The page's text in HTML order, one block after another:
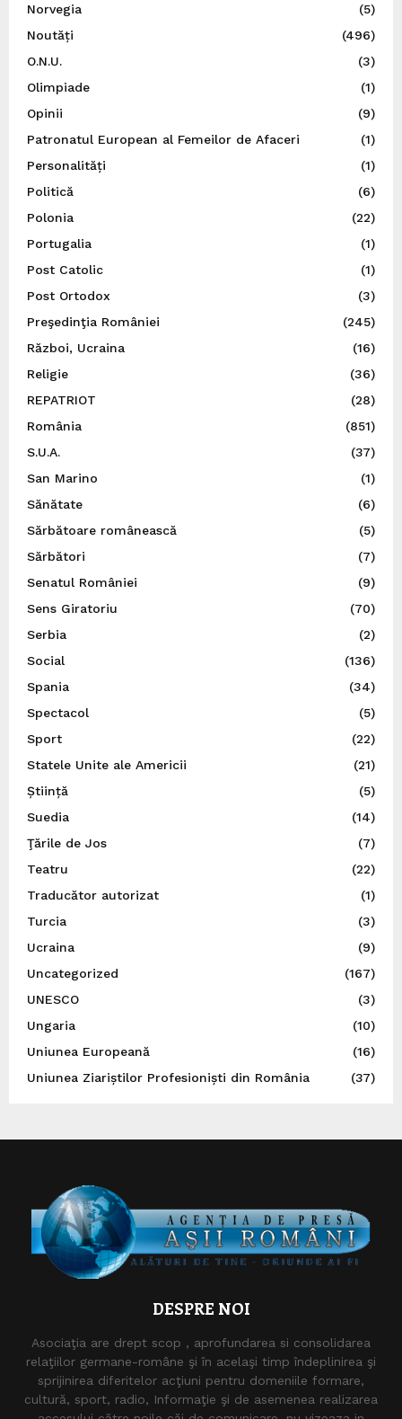
Norvegia
(5)
Noutăți
(496)
O.N.U.
(3)
Olimpiade
(1)
Opinii
(9)
Patronatul European al Femeilor de Afaceri
(1)
Personalități
(1)
Politică
(6)
Polonia
(22)
Portugalia
(1)
Post Catolic
(1)
Post Ortodox
(3)
Preşedinţia României
(245)
Război, Ucraina
(16)
Religie
(36)
REPATRIOT
(28)
România
(851)
S.U.A.
(37)
San Marino
(1)
Sănătate
(6)
Sărbătoare românească
(5)
Sărbători
(7)
Senatul României
(9)
Sens Giratoriu
(70)
Serbia
(2)
Social
(136)
Spania
(34)
Spectacol
(5)
Sport
(22)
Statele Unite ale Americii
(21)
Știință
(5)
Suedia
(14)
Ţările de Jos
(7)
Teatru
(22)
Traducător autorizat
(1)
Turcia
(3)
Ucraina
(9)
Uncategorized
(167)
UNESCO
(3)
Ungaria
(10)
Uniunea Europeană
(16)
Uniunea Ziariștilor Profesioniști din România
(37)
DESPRE NOI
Asociaţia are drept scop , aprofundarea si consolidarea
relaţiilor germane-române şi în acelaşi timp îndeplinirea şi
sprijinirea diferitelor acţiuni pentru domeniile formare,
cultură, sport, radio, Informaţie şi de asemenea realizarea